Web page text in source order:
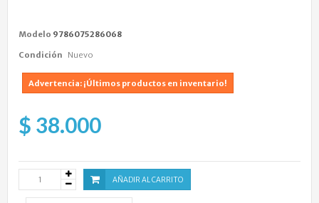
Modelo 9786075286068
Condición Nuevo
Advertencia: ¡Últimos productos en inventario!
$ 38.000
AÑADIR AL CARRITO